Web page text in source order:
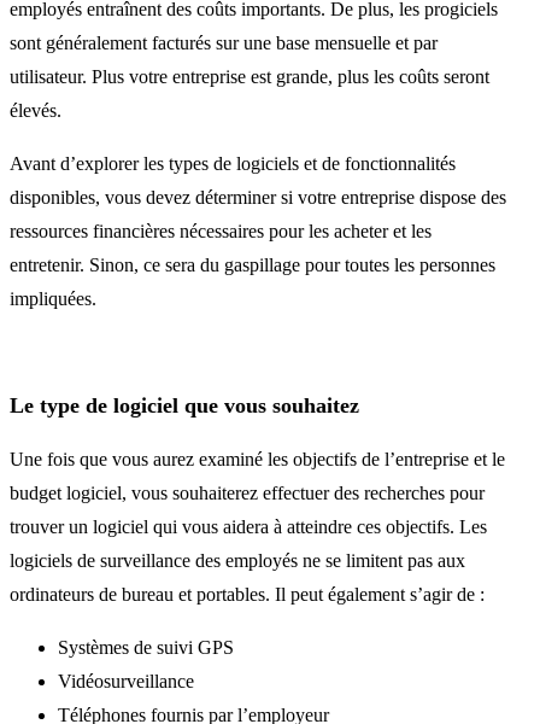
employés entraînent des coûts importants. De plus, les progiciels
sont généralement facturés sur une base mensuelle et par
utilisateur. Plus votre entreprise est grande, plus les coûts seront
élevés.
Avant d’explorer les types de logiciels et de fonctionnalités
disponibles, vous devez déterminer si votre entreprise dispose des
ressources financières nécessaires pour les acheter et les
entretenir. Sinon, ce sera du gaspillage pour toutes les personnes
impliquées.
Le type de logiciel que vous souhaitez
Une fois que vous aurez examiné les objectifs de l’entreprise et le
budget logiciel, vous souhaiterez effectuer des recherches pour
trouver un logiciel qui vous aidera à atteindre ces objectifs. Les
logiciels de surveillance des employés ne se limitent pas aux
ordinateurs de bureau et portables. Il peut également s’agir de :
Systèmes de suivi GPS
Vidéosurveillance
Téléphones fournis par l’employeur